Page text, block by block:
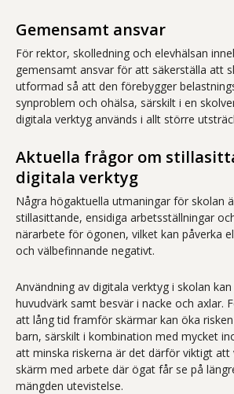
Gemensamt ansvar
För rektor, skolledning och elevhälsan
gemensamt ansvar för att säkerställa att
utformad så att den förebygger
synproblem och ohälsa, särskilt i en
digitala verktyg används i allt större
Aktuella frågor om
digitala verktyg
Några högaktuella utmaningar för skolan
stillasittande, ensidiga arbetsställningar
närarbete för ögonen, vilket kan påverka
och välbefinnande negativt.
Användning av digitala verktyg i skolan
huvudvärk samt besvär i nacke och axlar.
att lång tid framför skärmar kan öka
barn, särskilt i kombination med mycket
att minska riskerna är det därför viktigt att
skärm med arbete där ögat får se på
mängden utevistelse.